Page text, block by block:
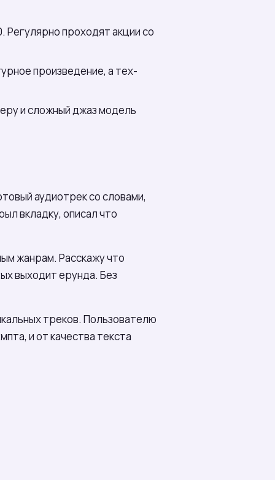
Регулярно проходят акции со
произведение, а тех-
и сложный джаз модель
аудиотрек со словами,
вкладку, описал что
жанрам. Расскажу что
выходит ерунда. Без
треков. Пользователю
и от качества текста